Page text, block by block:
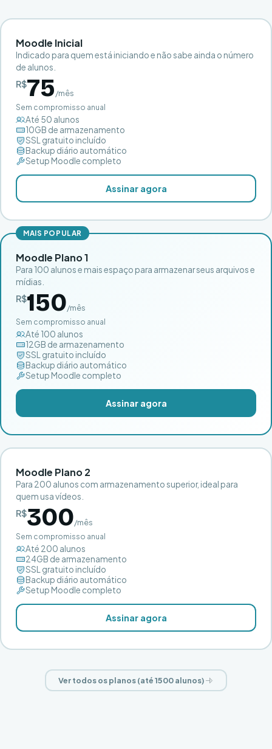
Moodle Inicial
Indicado para quem está iniciando e não sabe ainda o número
de alunos.
R$75/mês
Sem compromisso anual
Até 50 alunos
10GB de armazenamento
SSL gratuito incluído
Backup diário automático
Setup Moodle completo
Assinar agora
MAIS POPULAR
Moodle Plano 1
Para 100 alunos e mais espaço para armazenar seus arquivos e
mídias.
R$150/mês
Sem compromisso anual
Até 100 alunos
12GB de armazenamento
SSL gratuito incluído
Backup diário automático
Setup Moodle completo
Assinar agora
Moodle Plano 2
Para 200 alunos com armazenamento superior, ideal para
quem usa vídeos.
R$300/mês
Sem compromisso anual
Até 200 alunos
24GB de armazenamento
SSL gratuito incluído
Backup diário automático
Setup Moodle completo
Assinar agora
Ver todos os planos (até 1500 alunos)